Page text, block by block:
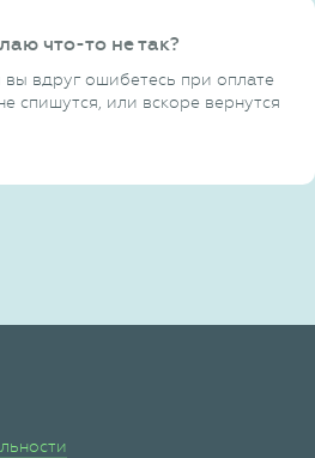
что-то не так?
вдруг ошибетесь при оплате
спишутся, или вскоре вернутся